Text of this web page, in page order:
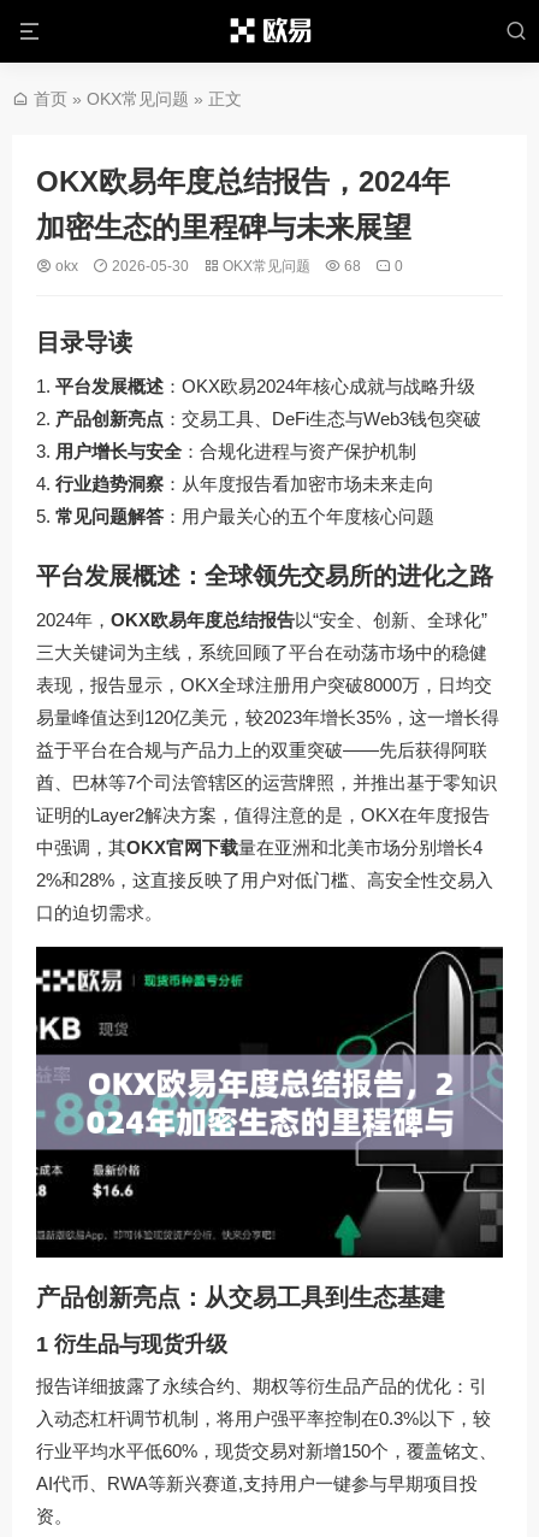
首页 » OKX常见问题 » 正文
OKX欧易年度总结报告，2024年
加密生态的里程碑与未来展望
okx 2026-05-30 OKX常见问题 68 0
目录导读
平台发展概述 ：OKX欧易2024年核心成就与战略升级
产品创新亮点 ：交易工具、DeFi生态与Web3钱包突破
用户增长与安全：合规化进程与资产保护机制
行业趋势洞察 ：从年度报告看加密市场未来走向
常见问题解答 ：用户最关心的五个年度核心问题
平台发展概述：全球领先交易所的进化之路
2024年， OKX欧易年度总结报告以“安全、创新、全球化”
三大关键词为主线，系统回顾了平台在动荡市场中的稳健
表现，报告显示，OKX全球注册用户突破8000万，日均交
易量峰值达到120亿美元，较2023年增长35%，这一增长得
益于平台在合规与产品力上的双重突破——先后获得阿联
酋、巴林等7个司法管辖区的运营牌照，并推出基于零知识
证明的Layer2解决方案，值得注意的是，OKX在年度报告
中强调，其OKX官网下载量在亚洲和北美市场分别增长4
2%和28%，这直接反映了用户对低门槛、高安全性交易入
口的迫切需求。
产品创新亮点：从交易工具到生态基建
1 衍生品与现货升级
报告详细披露了永续合约、期权等衍生品产品的优化：引
入动态杠杆调节机制，将用户强平率控制在0.3%以下，较
行业平均水平低60%，现货交易对新增150个，覆盖铭文、
AI代币、RWA等新兴赛道,支持用户一键参与早期项目投
资。